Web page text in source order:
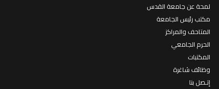
لمحة عن جامعة القدس
مكتب رئيس الجامعة
المتاحف والمراكز
الحرم الجامعي
المكتبات
وظائف شاغرة
إتـصل بنا